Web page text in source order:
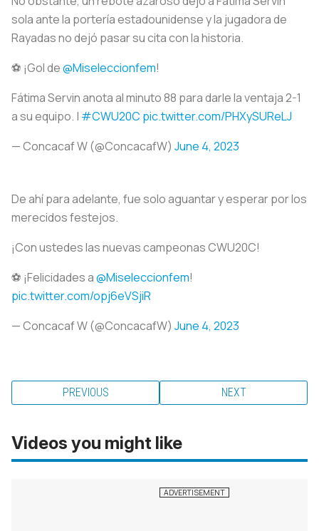
sola ante la portería estadounidense y la jugadora de
Rayadas no dejó pasar su cita con la historia.
⚽ ¡Gol de@Miseleccionfem!
Fátima Servin anota al minuto 88 para darle la ventaja 2-1
a su equipo. | #CWU20C pic.twitter.com/PHXySUReLJ
— Concacaf W (@ConcacafW) June 4, 2023
De ahí para adelante, fue solo aguantar y esperar por los
merecidos festejos.
¡Con ustedes las nuevas campeonas CWU20C!
⚽️ ¡Felicidades a@Miseleccionfem!
pic.twitter.com/opj6eVSjiR
— Concacaf W (@ConcacafW) June 4, 2023
PREVIOUS NEXT
Videos you might like